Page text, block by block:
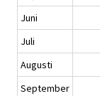
Juni
Juli
Augusti
September